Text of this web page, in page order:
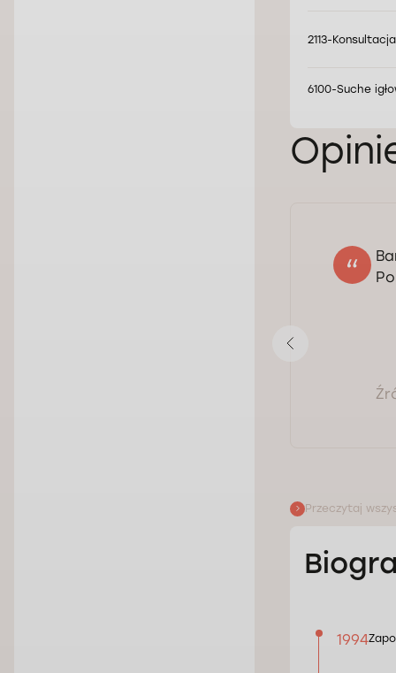
2113-
6100-Suche
Przeczytaj
1994